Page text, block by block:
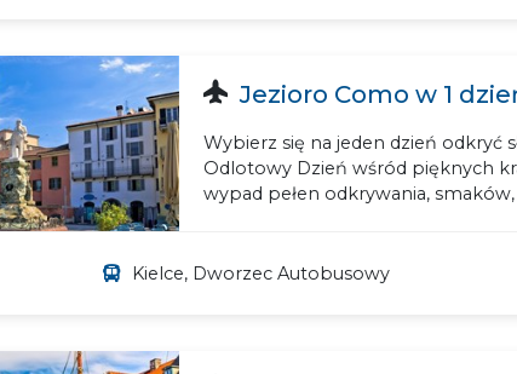
Jezioro Como w 1
Wybierz się na jeden dzień odkryć
Odlotowy Dzień wśród pięknych
wypad pełen odkrywania,
Kielce, Dworzec Autobusowy